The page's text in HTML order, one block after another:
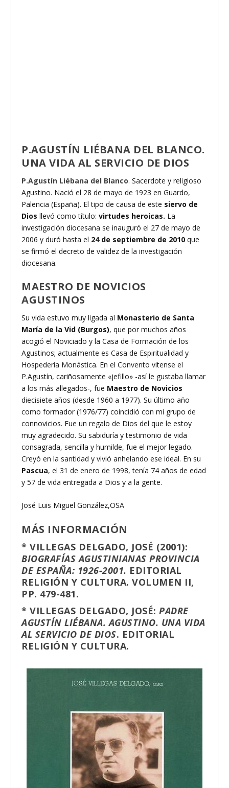
P.AGUSTÍN LIÉBANA DEL BLANCO.
UNA VIDA AL SERVICIO DE DIOS
P.Agustín Liébana del Blanco. Sacerdote y religioso
Agustino. Nació el 28 de mayo de 1923 en Guardo,
Palencia (España). El tipo de causa de este siervo de
Dios llevó como título:virtudes heroicas. La
investigación diocesana se inauguró el 27 de mayo de
2006 y duró hasta el 24 de septiembre de 2010 que
se firmó el decreto de validez de la investigación
diocesana.
MAESTRO DE NOVICIOS
AGUSTINOS
Su vida estuvo muy ligada al Monasterio de Santa
María de la Vid (Burgos), que por muchos años
acogió el Noviciado y la Casa de Formación de los
Agustinos; actualmente es Casa de Espiritualidad y
Hospedería Monástica. En el Convento vitense el
P.Agustín, cariñosamente «jefillo» -así le gustaba llamar
a los más allegados-, fue Maestro de Novicios
diecisiete años (desde 1960 a 1977). Su último año
como formador (1976/77) coincidió con mi grupo de
connovicios. Fue un regalo de Dios del que le estoy
muy agradecido. Su sabiduría y testimonio de vida
consagrada, sencilla y humilde, fue el mejor legado.
Creyó en la santidad y vivió anhelando ese ideal. En su
Pascua, el 31 de enero de 1998, tenía 74 años de edad
y 57 de vida entregada a Dios y a la gente.
José Luis Miguel González,OSA
MÁS INFORMACIÓN
* VILLEGAS DELGADO, JOSÉ (2001):
BIOGRAFÍAS AGUSTINIANAS PROVINCIA
DE ESPAÑA: 1926-2001. EDITORIAL
RELIGIÓN Y CULTURA. VOLUMEN II,
PP. 479-481.
* VILLEGAS DELGADO, JOSÉ:PADRE
AGUSTÍN LIÉBANA. AGUSTINO. UNA VIDA
AL SERVICIO DE DIOS. EDITORIAL
RELIGIÓN Y CULTURA.